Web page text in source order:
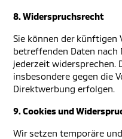
8. Widerspruchsrecht
Sie können der künftigen
betreffenden Daten nach
jederzeit widersprechen.
insbesondere gegen die
Direktwerbung erfolgen.
9. Cookies und
Wir setzen temporäre